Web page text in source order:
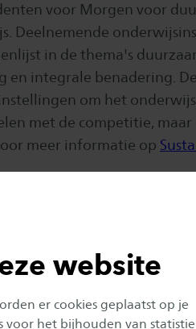
website
er cookies geplaatst op je
voor het bijhouden van
voor Morgen voor
Deelnemende
in de thema's
integrale benadering. De
om het
met de competitie,
meer informatie op